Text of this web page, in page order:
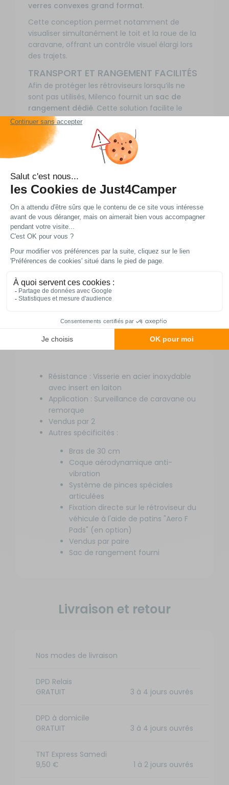
verres convexes grand format.
Cette conception permet notamment de
visualiser simultanément le toit et la roue de la
caravane, offrant un contrôle visuel élargi lors
des trajets.
TRANSPORT ET RANGEMENT FACILITÉS
Afin de protéger les rétroviseurs lorsqu’ils ne
sont pas utilisés, Milenco fournit un sac de
rangement dédié. Cette solution facilite le
transport et contribue à préserver les
équipements entre deux utilisations.
Rétroviseurs additionnels Milenco pour transport
de caravane. Ces rétroviseurs supplémentaires
rétroviseur d’origine du véhicule grâce au
système de pinces spéciales articulées. Les
rétroviseurs sont montés sur des bras de 30 cm
et sont dotés de coques aérodynamiques anti-
vibration. Ils sont vendus par paire avec un sac
de rangement, la visserie en Inox avec insert en
laiton est fournis elle vous garantit une grande
durabilité et résistance dans le temps.
Informations
complémentaires
Résistance : Visserie en acier inoxydable
avec insert en laiton
Application : Surveillance de caravane ou
remorque
Vendus par 2
Autres spécificités :
Bras de 30 cm
Coque aérodynamique anti-
vibration
Système de pinces spéciales
articulées
Fixation directe sur le rétroviseur du
véhicule à l'aide de patins "Aero F
Pads" (en option)
Vendus par paire
Sac de rangement fourni
Livraison et retour
Nos modes de livraison
DPD Relais
GRATUIT
3 à 4 jours ouvrés
DPD à domicile
GRATUIT
3 à 4 jours ouvrés
TNT Express Samedi
9,50 €
1 à 2 jours ouvrés